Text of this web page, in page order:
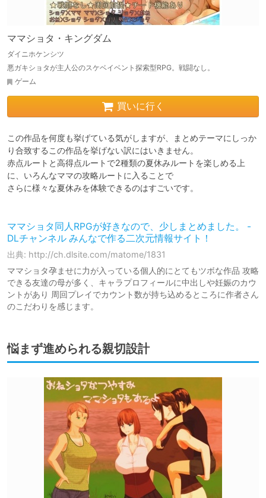
ママショタ・キングダム
ダイニホケンシツ
悪ガキショタが主人公のスケベイベント探索型RPG。戦闘なし。
ゲーム
買いに行く
この作品を何度も挙げている気がしますが、まとめテーマにしっか
り合致するこの作品を挙げない訳にはいきません。
赤点ルートと高得点ルートで2種類の夏休みルートを楽しめる上
に、いろんなママの攻略ルートに入ることで
さらに様々な夏休みを体験できるのはすごいです。
ママショタ同人RPGが好きなので、少しまとめました。 -
DLチャンネル みんなで作る二次元情報サイト！
出典: http://ch.dlsite.com/matome/1831
ママショタ孕ませに力が入っている個人的にとてもツボな作品 攻略
できる友達の母が多く、キャラプロフィールに中出しや妊娠のカウ
ントがあり 周回プレイでカウント数が持ち込めるところに作者さん
のこだわりを感じます。
悩まず進められる親切設計